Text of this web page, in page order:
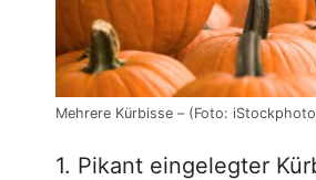
Mehrere Kürbisse – (Foto:
1. Pikant eingelegter